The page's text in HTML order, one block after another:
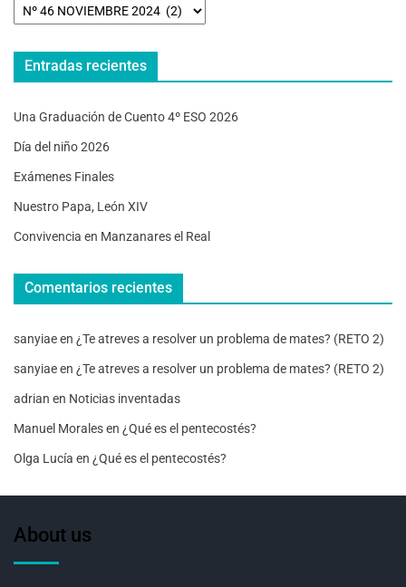
Entradas recientes
Una Graduación de Cuento 4º ESO 2026
Día del niño 2026
Exámenes Finales
Nuestro Papa, León XIV
Convivencia en Manzanares el Real
Comentarios recientes
sanyiaeen ¿Te atreves a resolver un problema de mates? (RETO 2)
sanyiaeen ¿Te atreves a resolver un problema de mates? (RETO 2)
adrian en Noticias inventadas
Manuel Moralesen ¿Qué es el pentecostés?
Olga Lucía en ¿Qué es el pentecostés?
About us